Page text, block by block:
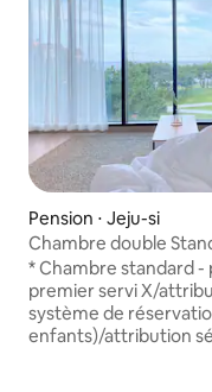
Pension ⋅ Jeju-si
Chambre double
Resort Plongée sous-
* Chambre standard -
premier servi X/
système de
enfants)/attribution